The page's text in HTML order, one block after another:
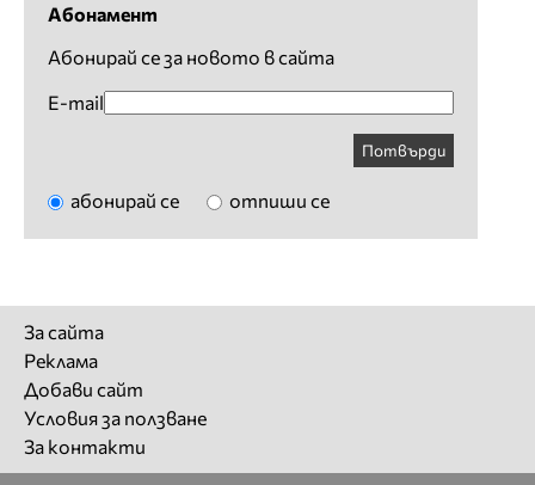
Абонамент
Абонирай се за новото в сайта
E-mail
Потвърди
абонирай се отпиши се
За сайта
Реклама
Добави сайт
Условия за ползване
За контакти